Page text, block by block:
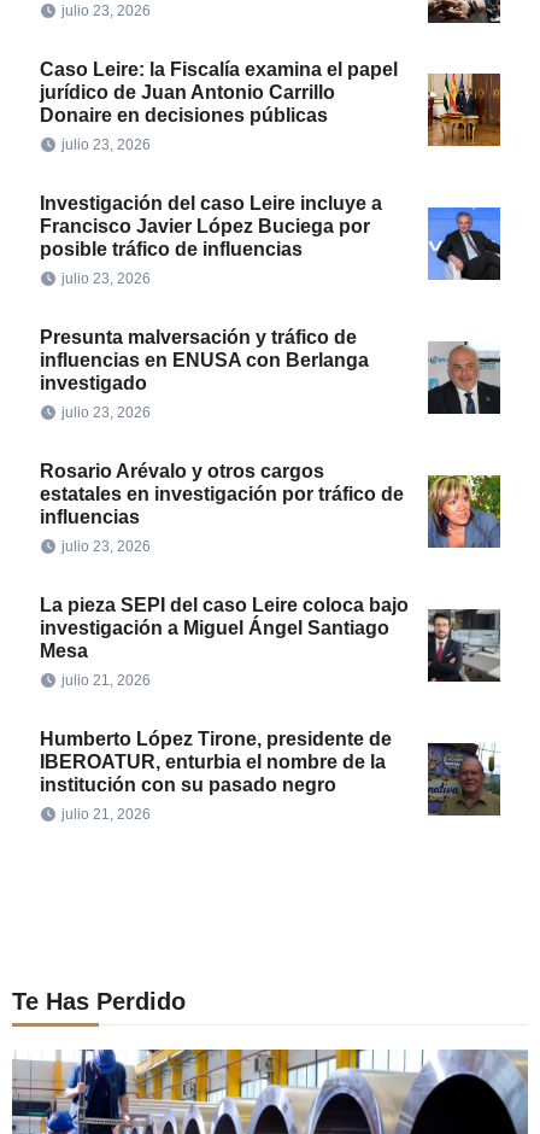
julio 23, 2026
Caso Leire: la Fiscalía examina el papel
jurídico de Juan Antonio Carrillo
Donaire en decisiones públicas
julio 23, 2026
Investigación del caso Leire incluye a
Francisco Javier López Buciega por
posible tráfico de influencias
julio 23, 2026
Presunta malversación y tráfico de
influencias en ENUSA con Berlanga
investigado
julio 23, 2026
Rosario Arévalo y otros cargos
estatales en investigación por tráfico de
influencias
julio 23, 2026
La pieza SEPI del caso Leire coloca bajo
investigación a Miguel Ángel Santiago
Mesa
julio 21, 2026
Humberto López Tirone, presidente de
IBEROATUR, enturbia el nombre de la
institución con su pasado negro
julio 21, 2026
Te Has Perdido